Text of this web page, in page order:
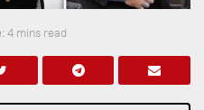
4 mins read